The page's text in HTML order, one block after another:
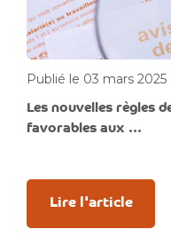
Publié le 03 mars 2025
Les nouvelles règles
favorables aux ...
Lire l'article